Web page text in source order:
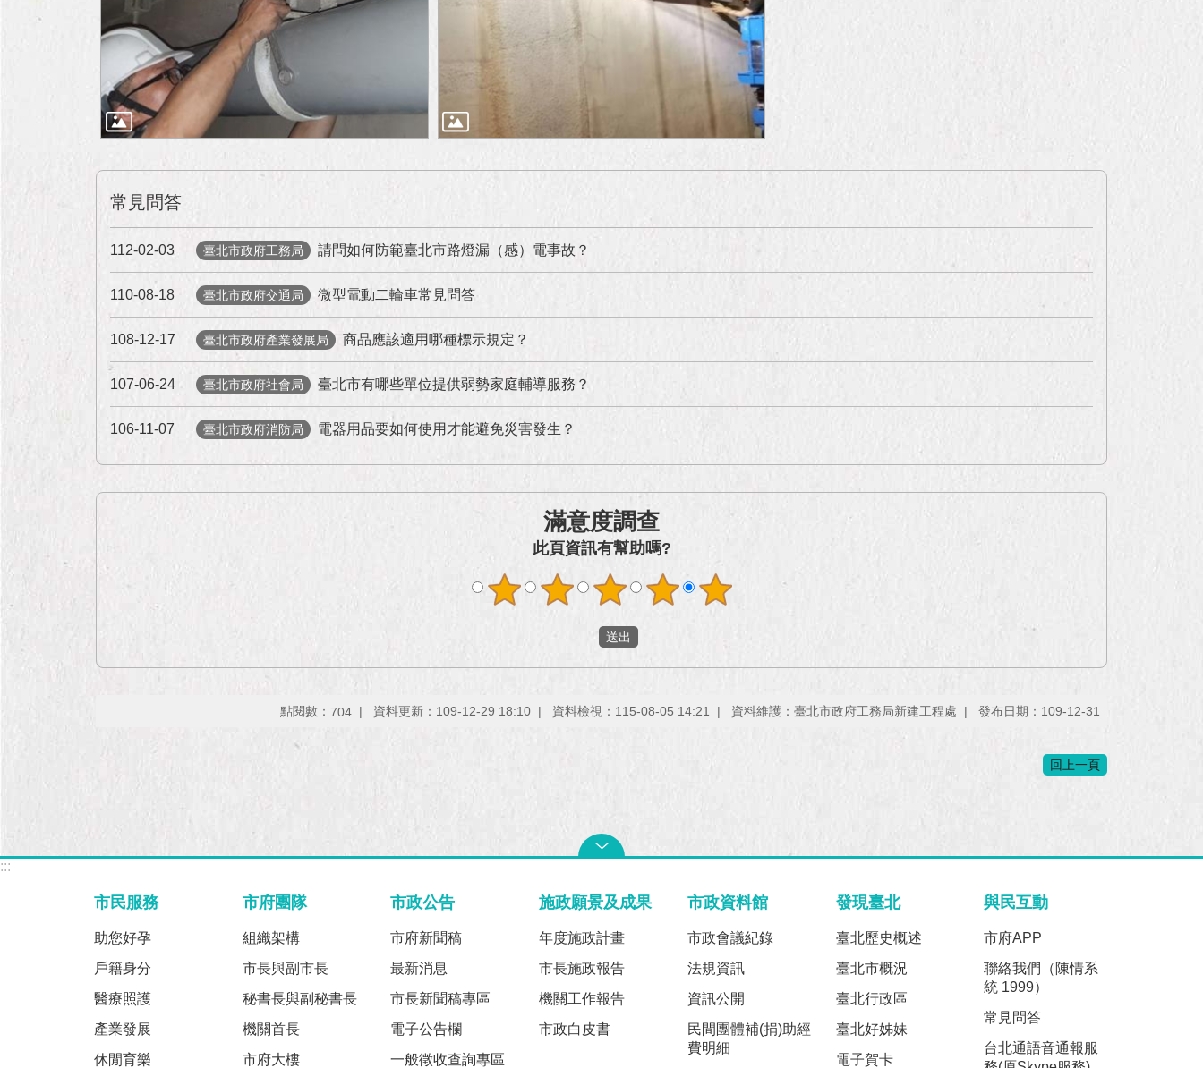
常見問答
112-02-03 臺北市政府工務局 請問如何防範臺北市路燈漏（感）電事故？
110-08-18 臺北市政府交通局 微型電動二輪車常見問答
108-12-17 臺北市政府產業發展局 商品應該適用哪種標示規定？
107-06-24 臺北市政府社會局 臺北市有哪些單位提供弱勢家庭輔導服務？
106-11-07 臺北市政府消防局 電器用品要如何使用才能避免災害發生？
滿意度調查
此頁資訊有幫助嗎?
點閱數： 704 資料更新：109-12-29 18:10 資料檢視：115-08-05 14:21 資料維護：臺北市政府工務局新建工程處 發布日期：109-12-31
回上一頁
:::
市民服務
助您好孕
戶籍身分
醫療照護
產業發展
休閒育樂
市府團隊
組織架構
市長與副市長
秘書長與副秘書長
機關首長
市府大樓
市政公告
市府新聞稿
最新消息
市長新聞稿專區
電子公告欄
一般徵收查詢專區
施政願景及成果
年度施政計畫
市長施政報告
機關工作報告
市政白皮書
市政資料館
市政會議紀錄
法規資訊
資訊公開
民間團體補(捐)助經
費明細
發現臺北
臺北歷史概述
臺北市概況
臺北行政區
臺北好姊妹
電子賀卡
與民互動
市府APP
聯絡我們（陳情系
統 1999）
常見問答
台北通語音通報服